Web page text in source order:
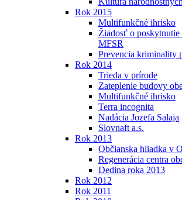
Rok 2015
Multifunkčné ihrisko
Žiadosť o poskytnutie
MFSR
Prevencia kriminality
Rok 2014
Trieda v prírode
Zateplenie budovy
Multifunkčné ihrisko
Terra incognita
Nadácia Jozefa Salaja
Slovnaft a.s.
Rok 2013
Občianska hliadka v
Regenerácia centra
Dedina roka 2013
Rok 2012
Rok 2011